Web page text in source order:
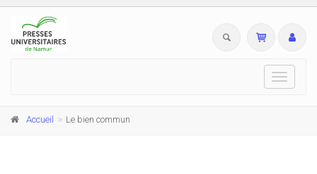
Toggle
Accueil Le bien commun